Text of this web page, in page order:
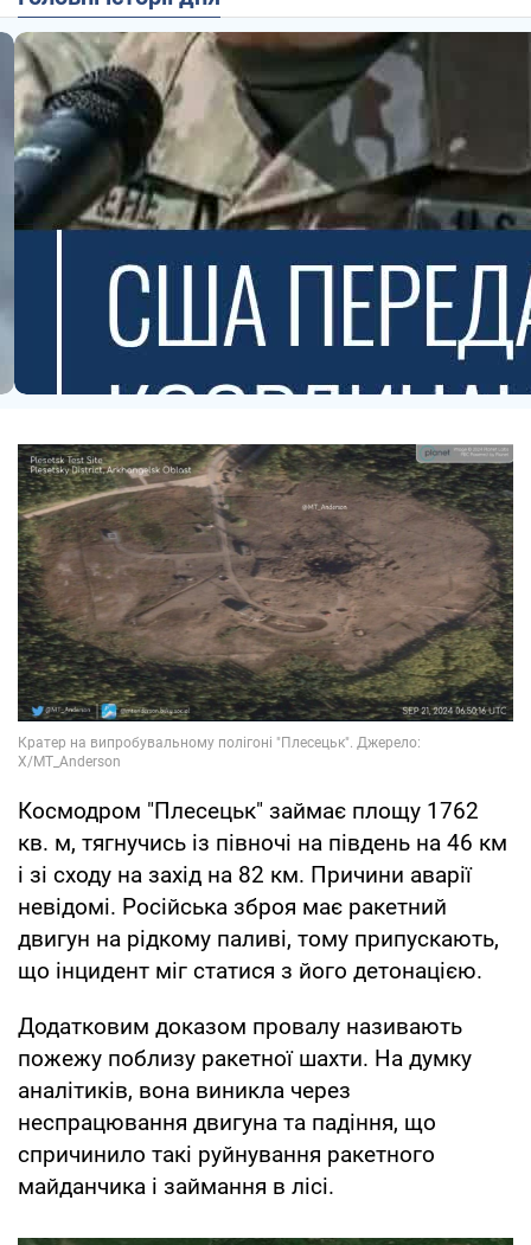
Космодром "Плесецьк" займає площу 1762
кв. м, тягнучись із півночі на південь на 46 км
і зі сходу на захід на 82 км. Причини аварії
невідомі. Російська зброя має ракетний
двигун на рідкому паливі, тому припускають,
що інцидент міг статися з його детонацією.
Додатковим доказом провалу називають
пожежу поблизу ракетної шахти. На думку
аналітиків, вона виникла через
неспрацювання двигуна та падіння, що
спричинило такі руйнування ракетного
майданчика і займання в лісі.